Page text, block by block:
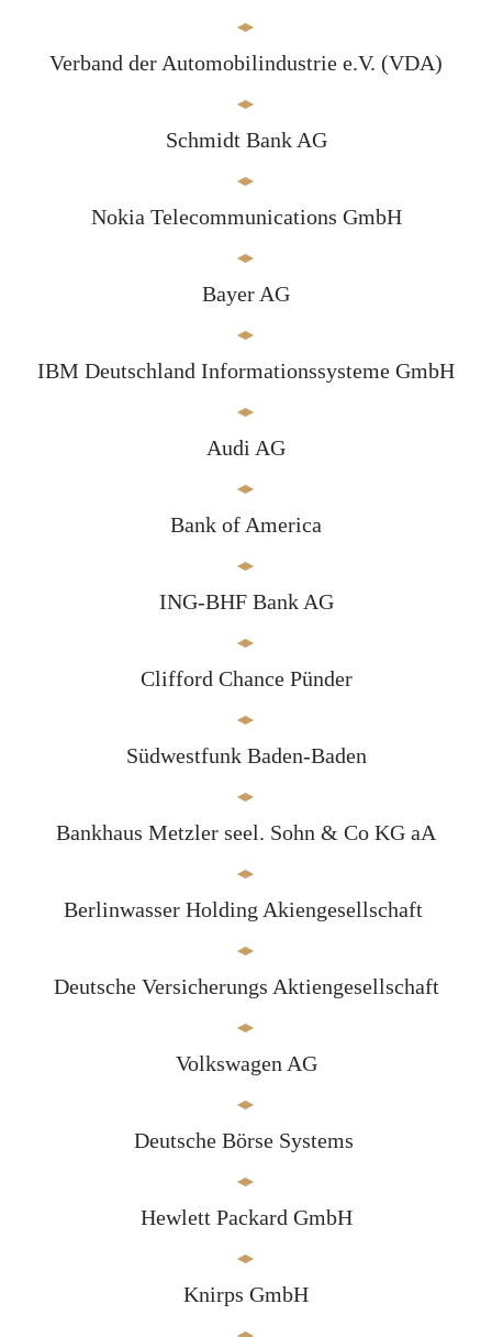
Verband der Automobilindustrie e.V. (VDA)
Schmidt Bank AG
Nokia Telecommunications GmbH
Bayer AG
IBM Deutschland Informationssysteme GmbH
Audi AG
Bank of America
ING-BHF Bank AG
Clifford Chance Pünder
Südwestfunk Baden-Baden
Bankhaus Metzler seel. Sohn & Co KG aA
Berlinwasser Holding Akiengesellschaft
Deutsche Versicherungs Aktiengesellschaft
Volkswagen AG
Deutsche Börse Systems
Hewlett Packard GmbH
Knirps GmbH